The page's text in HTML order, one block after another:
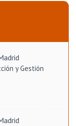
y Gestión